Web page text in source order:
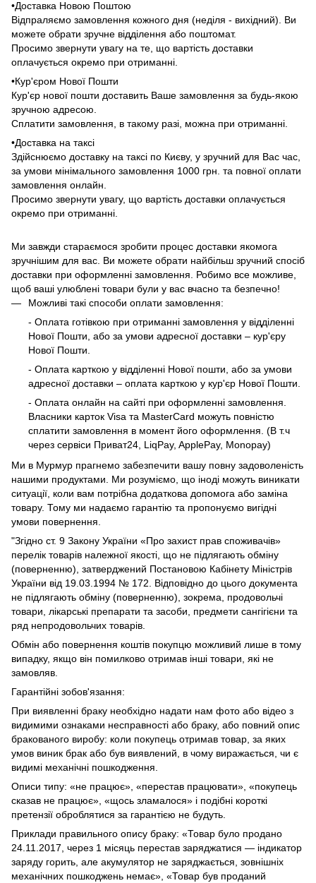
•Доставка Новою Поштою
Відпраляємо замовлення кожного дня (неділя - вихідний). Ви
можете обрати зручне відділення або поштомат.
Просимо звернути увагу на те, що вартість доставки
оплачується окремо при отриманні.
•Кур'єром Нової Пошти
Кур'єр нової пошти доставить Ваше замовлення за будь-якою
зручною адресою.
Сплатити замовлення, в такому разі, можна при отриманні.
•Доставка на таксі
Здійснюємо доставку на таксі по Києву, у зручний для Вас час,
за умови мінімального замовлення 1000 грн. та повної оплати
замовлення онлайн.
Просимо звернути увагу, що вартість доставки оплачується
окремо при отриманні.
Ми завжди стараємося зробити процес доставки якомога
зручнішим для вас. Ви можете обрати найбільш зручний спосіб
доставки при оформленні замовлення. Робимо все можливе,
щоб ваші улюблені товари були у вас вчасно та безпечно!
Можливі такі способи оплати замовлення:
- Оплата готівкою при отриманні замовлення у відділенні
Нової Пошти, або за умови адресної доставки – кур'єру
Нової Пошти.
- Оплата карткою у відділенні Нової пошти, або за умови
адресної доставки – оплата карткою у кур'єр Нової Пошти.
- Оплата онлайн на сайті при оформленні замовлення.
Власники карток Visa та MasterCard можуть повністю
сплатити замовлення в момент його оформлення. (В т.ч
через сервіси Приват24, LiqPay, ApplePay, Monopay)
Ми в Мурмур прагнемо забезпечити вашу повну задоволеність
нашими продуктами. Ми розуміємо, що іноді можуть виникати
ситуації, коли вам потрібна додаткова допомога або заміна
товару. Тому ми надаємо гарантію та пропонуємо вигідні
умови повернення.
"Згідно ст. 9 Закону України «Про захист прав споживачів»
перелік товарів належної якості, що не підлягають обміну
(поверненню), затверджений Постановою Кабінету Міністрів
України від 19.03.1994 № 172. Відповідно до цього документа
не підлягають обміну (поверненню), зокрема, продовольчі
товари, лікарські препарати та засоби, предмети сангігієни та
ряд непродовольчих товарів.
Обмін або повернення коштів покупцю можливий лише в тому
випадку, якщо він помилково отримав інші товари, які не
замовляв.
Гарантійні зобов'язання:
При виявленні браку необхідно надати нам фото або відео з
видимими ознаками несправності або браку, або повний опис
бракованого виробу: коли покупець отримав товар, за яких
умов виник брак або був виявлений, в чому виражається, чи є
видимі механічні пошкодження.
Описи типу: «не працює», «перестав працювати», «покупець
сказав не працює», «щось зламалося» і подібні короткі
претензії оброблятися за гарантією не будуть.
Приклади правильного опису браку: «Товар було продано
24.11.2017, через 1 місяць перестав заряджатися — індикатор
заряду горить, але акумулятор не заряджається, зовнішніх
механічних пошкоджень немає», «Товар був проданий